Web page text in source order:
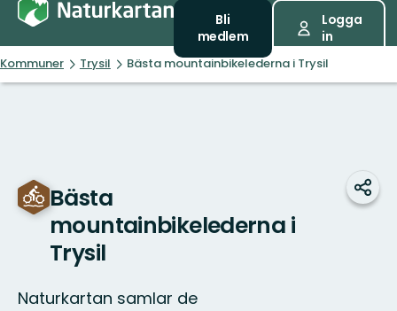
Bli
medlem
Logga
in
Kommuner Trysil Bästa mountainbikelederna i Trysil
Bästa
mountainbikelederna i
Trysil
Naturkartan samlar de
Dela